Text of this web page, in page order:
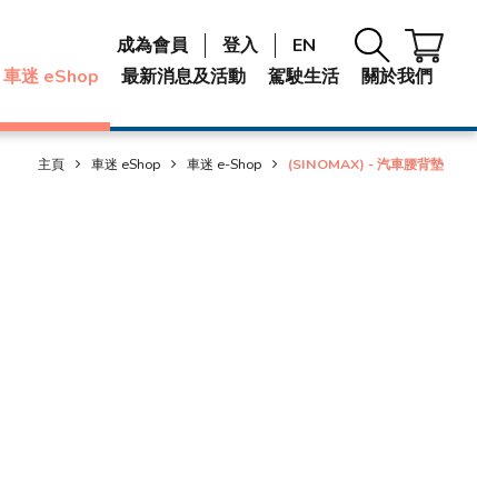
車迷 eShop 最新消息及活動 駕駛生活 關於我們
成為會員 登入 EN
主頁 車迷 eShop 車迷 e-Shop (SINOMAX) - 汽車腰背墊